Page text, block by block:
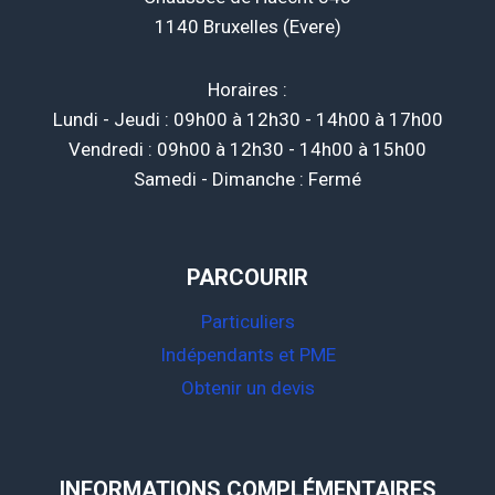
1140 Bruxelles (Evere)
Horaires :
Lundi - Jeudi : 09h00 à 12h30 - 14h00 à 17h00
Vendredi : 09h00 à 12h30 - 14h00 à 15h00
Samedi - Dimanche : Fermé
PARCOURIR
Particuliers
Indépendants et PME
Obtenir un devis
INFORMATIONS COMPLÉMENTAIRES